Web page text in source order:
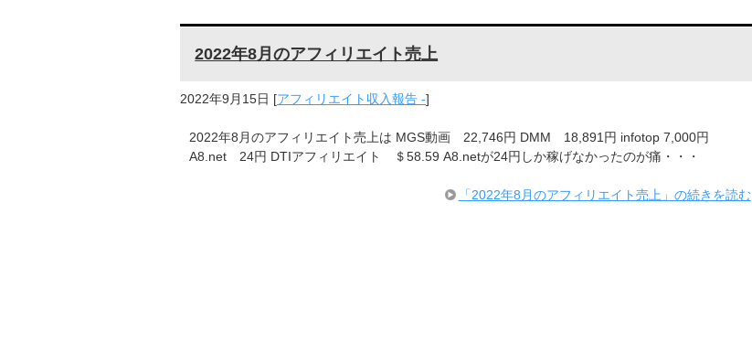
2022年8月のアフィリエイト売上
2022年9月15日 [アフィリエイト収入報告 -]
2022年8月のアフィリエイト売上は MGS動画 22,746円 DMM 18,891円 infotop 7,000円
A8.net 24円 DTIアフィリエイト ＄58.59 A8.netが24円しか稼げなかったのが痛・・・
「2022年8月のアフィリエイト売上」の続きを読む